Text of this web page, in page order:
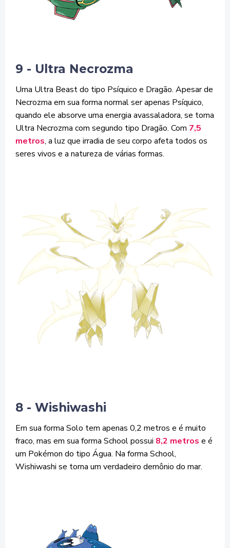
9 - Ultra Necrozma
Uma Ultra Beast do tipo Psíquico e Dragão. Apesar de
Necrozma em sua forma normal ser apenas Psíquico,
quando ele absorve uma energia avassaladora, se torna
Ultra Necrozma com segundo tipo Dragão. Com 7,5
metros, a luz que irradia de seu corpo afeta todos os
seres vivos e a natureza de várias formas.
8 - Wishiwashi
Em sua forma Solo tem apenas 0,2 metros e é muito
fraco, mas em sua forma School possui 8,2 metros e é
um Pokémon do tipo Água. Na forma School,
Wishiwashi se torna um verdadeiro demônio do mar.